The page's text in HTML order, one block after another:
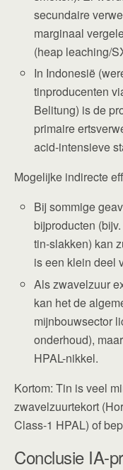
secundaire
marginaal
(heap leaching/
In Indonesië
tinproducenten
Belitung) is de
primaire
acid-intensieve
Mogelijke indirecte
Bij sommige
bijproducten
tin-slakken) kan
is een klein deel
Als zwavelzuur
kan het de
mijnbouwsector
onderhoud),
HPAL-nikkel.
Kortom: Tin is veel
zwavelzuurtekort
Class-1 HPAL) of
Conclusie IA-